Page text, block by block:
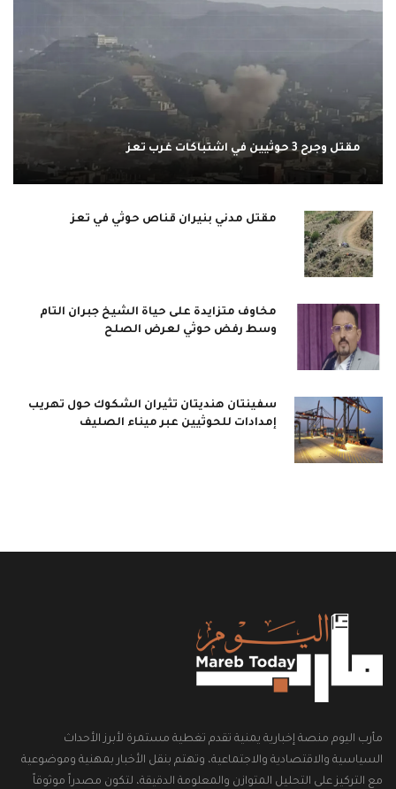
مقتل وجرح 3 حوثيين في اشتباكات غرب تعز
مقتل مدني بنيران قناص حوثي في تعز
مخاوف متزايدة على حياة الشيخ جبران التام
وسط رفض حوثي لعرض الصلح
سفينتان هنديتان تثيران الشكوك حول تهريب
إمدادات للحوثيين عبر ميناء الصليف
مأرب اليوم منصة إخبارية يمنية تقدم تغطية مستمرة لأبرز الأحداث
السياسية والاقتصادية والاجتماعية، وتهتم بنقل الأخبار بمهنية وموضوعية
مع التركيز على التحليل المتوازن والمعلومة الدقيقة، لتكون مصدراً موثوقاً